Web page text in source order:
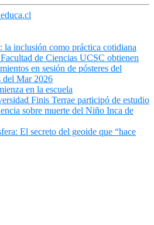
la inclusión como práctica cotidiana
de Ciencias UCSC obtienen
en sesión de pósteres del
del Mar 2026
en la escuela
Finis Terrae participó de estudio
sobre muerte del Niño Inca de
El secreto del geoide que “hace